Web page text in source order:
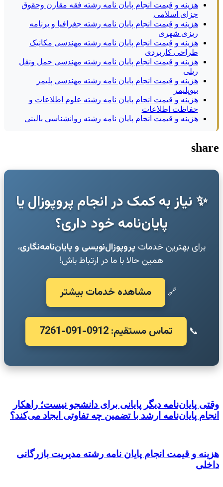
هزینه و قیمت انجام پایان نامه رشته فقه مقارن وحقوق
جزای اسلامی
هزینه و قیمت انجام پایان نامه رشته جغرافیا و برنامه
ریزی شهری
هزینه و قیمت انجام پایان نامه رشته مهندسی مکانیک
طراحی کاربردی
هزینه و قیمت انجام پایان نامه رشته مهندسی حمل ونقل
ریلی
هزینه و قیمت انجام پایان نامه رشته مهندسی پلیمر
بیوپلیمر
هزینه و قیمت انجام پایان نامه رشته علوم اطلاعات و
حفاظت اطلاعات
هزینه و قیمت انجام پایان نامه رشته روانشناسی بالینی
share
✨ نیاز به کمک در انجام پروپوزال یا
پایان‌نامه خود داری؟
برای بهترین خدمات پروپوزال‌نویسی و پایان‌نامه‌نگاری،
همین حالا با ما در ارتباط باش!
🔗 مشاهده خدمات بیشتر
📞 تماس مستقیم: 0912-091-7261
وقتی پایان‌نامه دیگر پایانی برای دانشجو نیست؛ راهکار
انجام پایان‌نامه ارشد با تضمین چه تفاوتی ایجاد می‌کند؟
هزینه و قیمت انجام پایان نامه رشته مدیریت بازرگانی
داخلی